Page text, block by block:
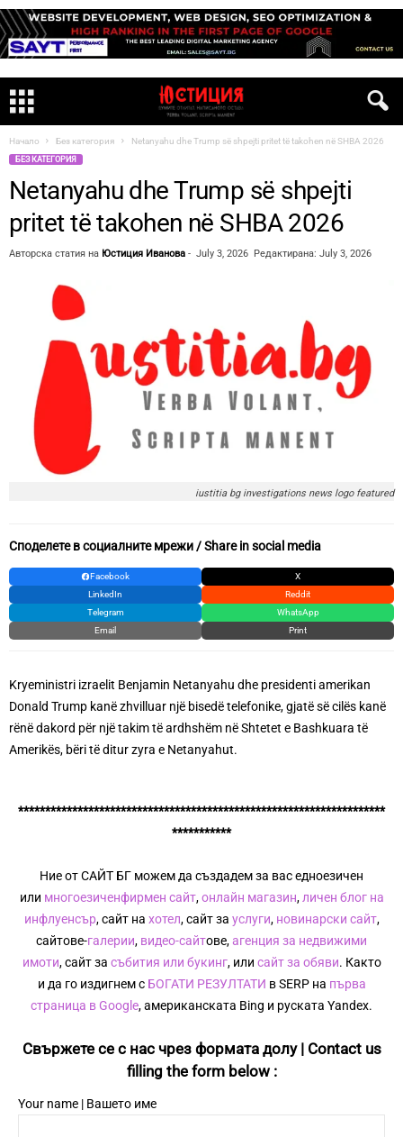
Начало Без категория Netanyahu dhe Trump së shpejti pritet të takohen në SHBA 2026
БЕЗ КАТЕГОРИЯ
Netanyahu dhe Trump së shpejti
pritet të takohen në SHBA 2026
Авторска статия на Юстиция Иванова - July 3, 2026 Редактирана: July 3, 2026
iustitia bg investigations news logo featured
Споделете в социалните мрежи / Share in social media
Facebook
X
LinkedIn
Reddit
Telegram
WhatsApp
Email
Print
Kryeministri izraelit Benjamin Netanyahu dhe presidenti amerikan
Donald Trump kanë zhvilluar një bisedë telefonike, gjatë së cilës kanë
rënë dakord për një takim të ardhshëm në Shtetet e Bashkuara të
Amerikës, bëri të ditur zyra e Netanyahut.
********************************************************************
***********
Ние от САЙТ БГ можем да създадем за вас едноезичен
или многоезиченфирмен сайт,онлайн магазин, личен блог на
инфлуенсър, сайт на хотел, сайт за услуги, новинарски сайт,
сайтове-галерии, видео-сайтове,агенция за недвижими
имоти, сайт за събития или букинг, или сайт за обяви. Както
и да го издигнем с БОГАТИ РЕЗУЛТАТИ в SERP на първа
страница в Google, американската Bing и руската Yandex.
Свържете се с нас чрез формата долу | Contact us
filling the form below :
Your name | Вашето име